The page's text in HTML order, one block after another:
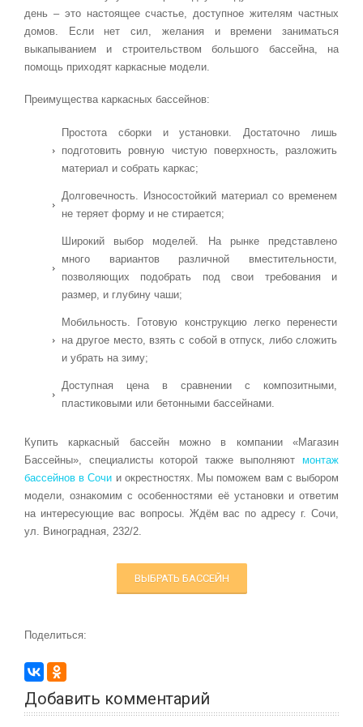
день – это настоящее счастье, доступное жителям частных
домов. Если нет сил, желания и времени заниматься
выкапыванием и строительством большого бассейна, на
помощь приходят каркасные модели.
Преимущества каркасных бассейнов:
Простота сборки и установки. Достаточно лишь
подготовить ровную чистую поверхность, разложить
материал и собрать каркас;
Долговечность. Износостойкий материал со временем
не теряет форму и не стирается;
Широкий выбор моделей. На рынке представлено
много вариантов различной вместительности,
позволяющих подобрать под свои требования и
размер, и глубину чаши;
Мобильность. Готовую конструкцию легко перенести
на другое место, взять с собой в отпуск, либо сложить
и убрать на зиму;
Доступная цена в сравнении с композитными,
пластиковыми или бетонными бассейнами.
Купить каркасный бассейн можно в компании «Магазин
Бассейны», специалисты которой также выполняют монтаж
бассейнов в Сочи и окрестностях. Мы поможем вам с выбором
модели, ознакомим с особенностями её установки и ответим
на интересующие вас вопросы. Ждём вас по адресу г. Сочи,
ул. Виноградная, 232/2.
ВЫБРАТЬ БАССЕЙН
Поделиться:
Добавить комментарий